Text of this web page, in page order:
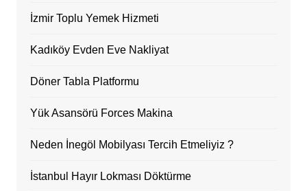
İzmir Toplu Yemek Hizmeti
Kadıköy Evden Eve Nakliyat
Döner Tabla Platformu
Yük Asansörü Forces Makina
Neden İnegöl Mobilyası Tercih Etmeliyiz ?
İstanbul Hayır Lokması Döktürme